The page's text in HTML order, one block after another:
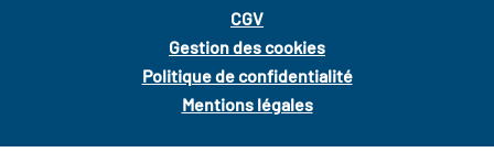
CGV
Gestion des cookies
Politique de confidentialité
Mentions légales